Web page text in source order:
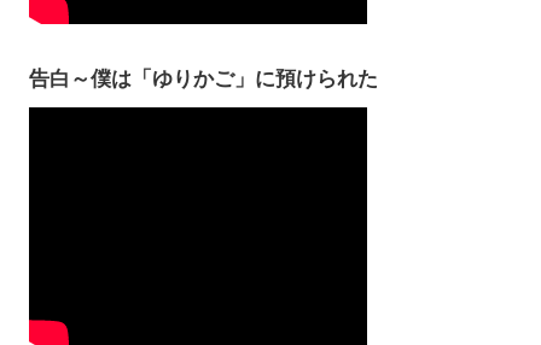
告白～僕は「ゆりかご」に預けられた